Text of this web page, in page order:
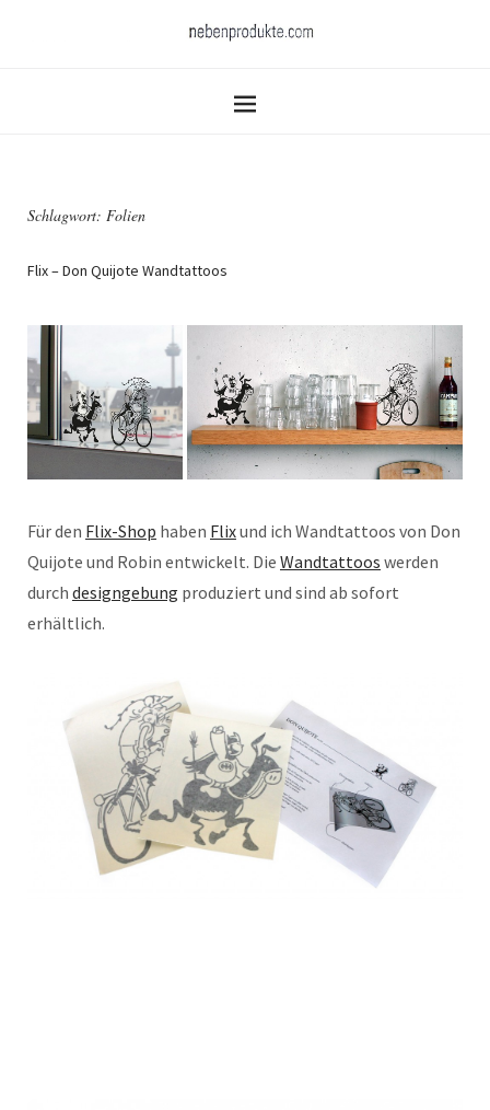
Schlagwort: Folien
Flix – Don Quijote Wandtattoos
Für den Flix-Shop haben Flixund ich Wandtattoos von Don
Quijote und Robin entwickelt. Die Wandtattoos werden
durch designgebung produziert und sind ab sofort
erhältlich.